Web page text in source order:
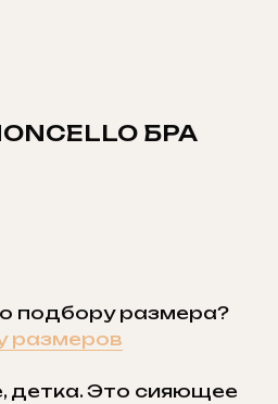
БРА
подбору размера?
размеров
детка. Это сияющее